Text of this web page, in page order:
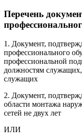
Перечень
1. Документ,
профессионального
профессиональной
должностям
служащих
2. Документ,
области монтажа
сетей не двух лет
ИЛИ